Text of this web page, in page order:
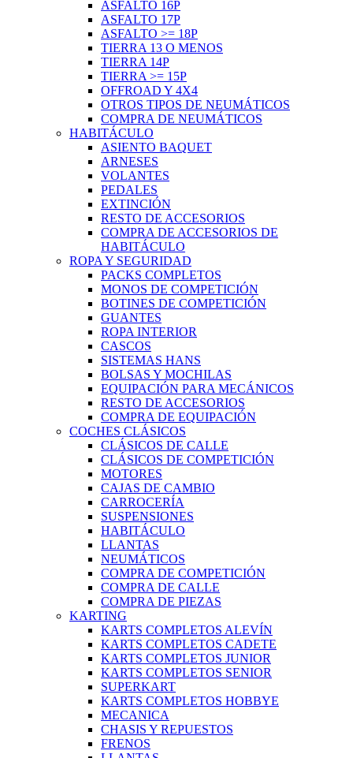
ASFALTO 16P
ASFALTO 17P
ASFALTO >= 18P
TIERRA 13 O MENOS
TIERRA 14P
TIERRA >= 15P
OFFROAD Y 4X4
OTROS TIPOS DE NEUMÁTICOS
COMPRA DE NEUMÁTICOS
HABITÁCULO
ASIENTO BAQUET
ARNESES
VOLANTES
PEDALES
EXTINCIÓN
RESTO DE ACCESORIOS
COMPRA DE ACCESORIOS DE
HABITÁCULO
ROPA Y SEGURIDAD
PACKS COMPLETOS
MONOS DE COMPETICIÓN
BOTINES DE COMPETICIÓN
GUANTES
ROPA INTERIOR
CASCOS
SISTEMAS HANS
BOLSAS Y MOCHILAS
EQUIPACIÓN PARA MECÁNICOS
RESTO DE ACCESORIOS
COMPRA DE EQUIPACIÓN
COCHES CLÁSICOS
CLÁSICOS DE CALLE
CLÁSICOS DE COMPETICIÓN
MOTORES
CAJAS DE CAMBIO
CARROCERÍA
SUSPENSIONES
HABITÁCULO
LLANTAS
NEUMÁTICOS
COMPRA DE COMPETICIÓN
COMPRA DE CALLE
COMPRA DE PIEZAS
KARTING
KARTS COMPLETOS ALEVÍN
KARTS COMPLETOS CADETE
KARTS COMPLETOS JUNIOR
KARTS COMPLETOS SENIOR
SUPERKART
KARTS COMPLETOS HOBBYE
MECANICA
CHASIS Y REPUESTOS
FRENOS